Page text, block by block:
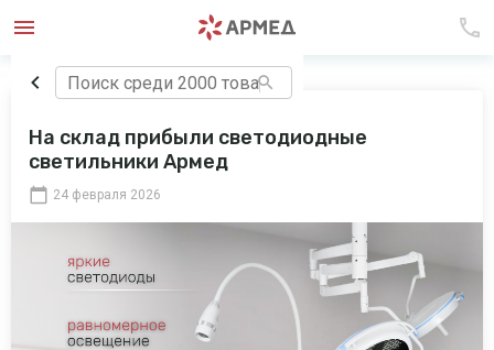
На склад прибыли светодиодные
светильники Армед
24 февраля 2026